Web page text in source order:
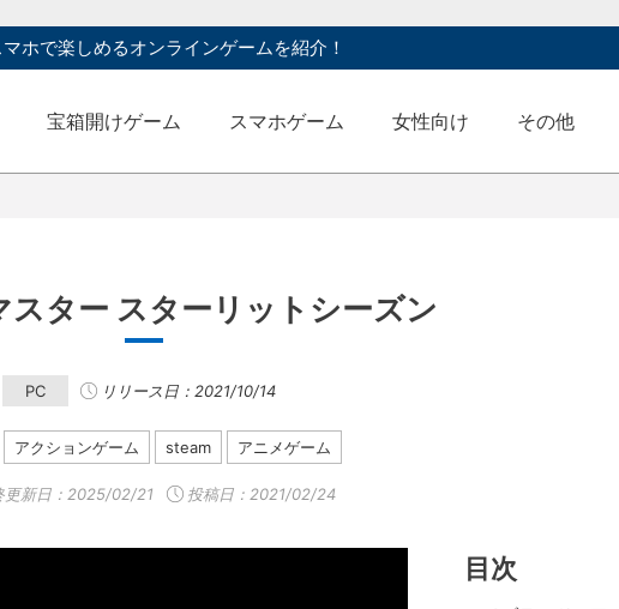
ホで楽しめるオンラインゲームを紹介！
宝箱開けゲーム スマホゲーム 女性向け その他
スター スターリットシーズン
PC リリース日：2021/10/14
アクションゲーム steam アニメゲーム
更新日： 2025/02/21 投稿日：2021/02/24
目次